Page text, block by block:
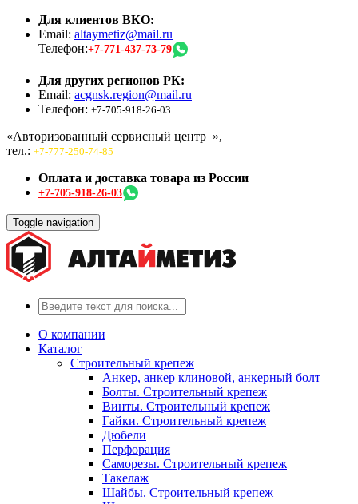
Для клиентов ВКО:
Email: altaymetiz@mail.ru
Телефон:+7-771-437-73-79
Для других регионов РК:
Email: acgnsk.region@mail.ru
Телефон: +7-705-918-26-03
«Авторизованный сервисный центр »,
тел.: +7-777-250-74-85
Оплата и доставка товара из России
+7-705-918-26-03
Toggle navigation
О компании
Каталог
Строительный крепеж
Анкер, анкер клиновой, анкерный болт
Болты. Строительный крепеж
Винты. Строительный крепеж
Гайки. Строительный крепеж
Дюбели
Перфорация
Саморезы. Строительный крепеж
Такелаж
Шайбы. Строительный крепеж